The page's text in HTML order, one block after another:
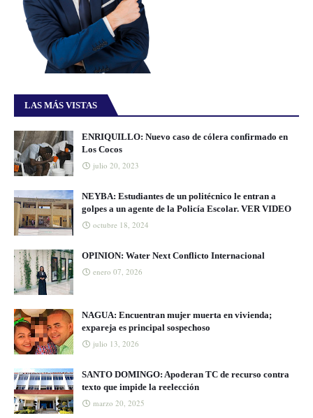
LAS MÁS VISTAS
ENRIQUILLO: Nuevo caso de cólera confirmado en
Los Cocos
julio 20, 2023
NEYBA: Estudiantes de un politécnico le entran a
golpes a un agente de la Policía Escolar. VER VIDEO
octubre 18, 2024
OPINION: Water Next Conflicto Internacional
enero 07, 2026
NAGUA: Encuentran mujer muerta en vivienda;
expareja es principal sospechoso
julio 13, 2026
SANTO DOMINGO: Apoderan TC de recurso contra
texto que impide la reelección
marzo 20, 2025